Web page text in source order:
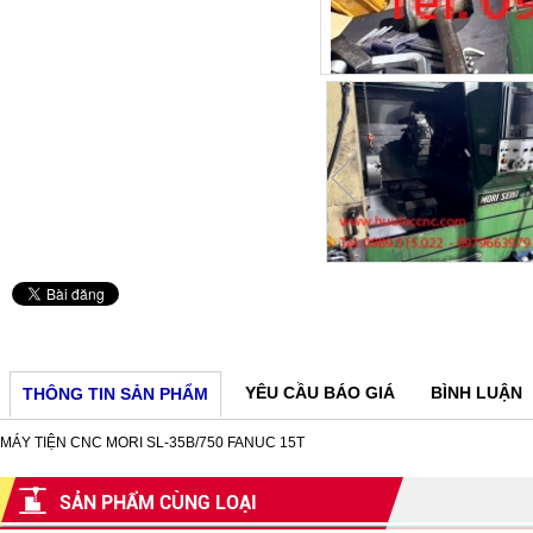
THÔNG TIN SẢN PHẨM YÊU CẦU BÁO GIÁ BÌNH LUẬN
MÁY TIỆN CNC MORI SL-35B/750 FANUC 15T
SẢN PHẨM CÙNG LOẠI